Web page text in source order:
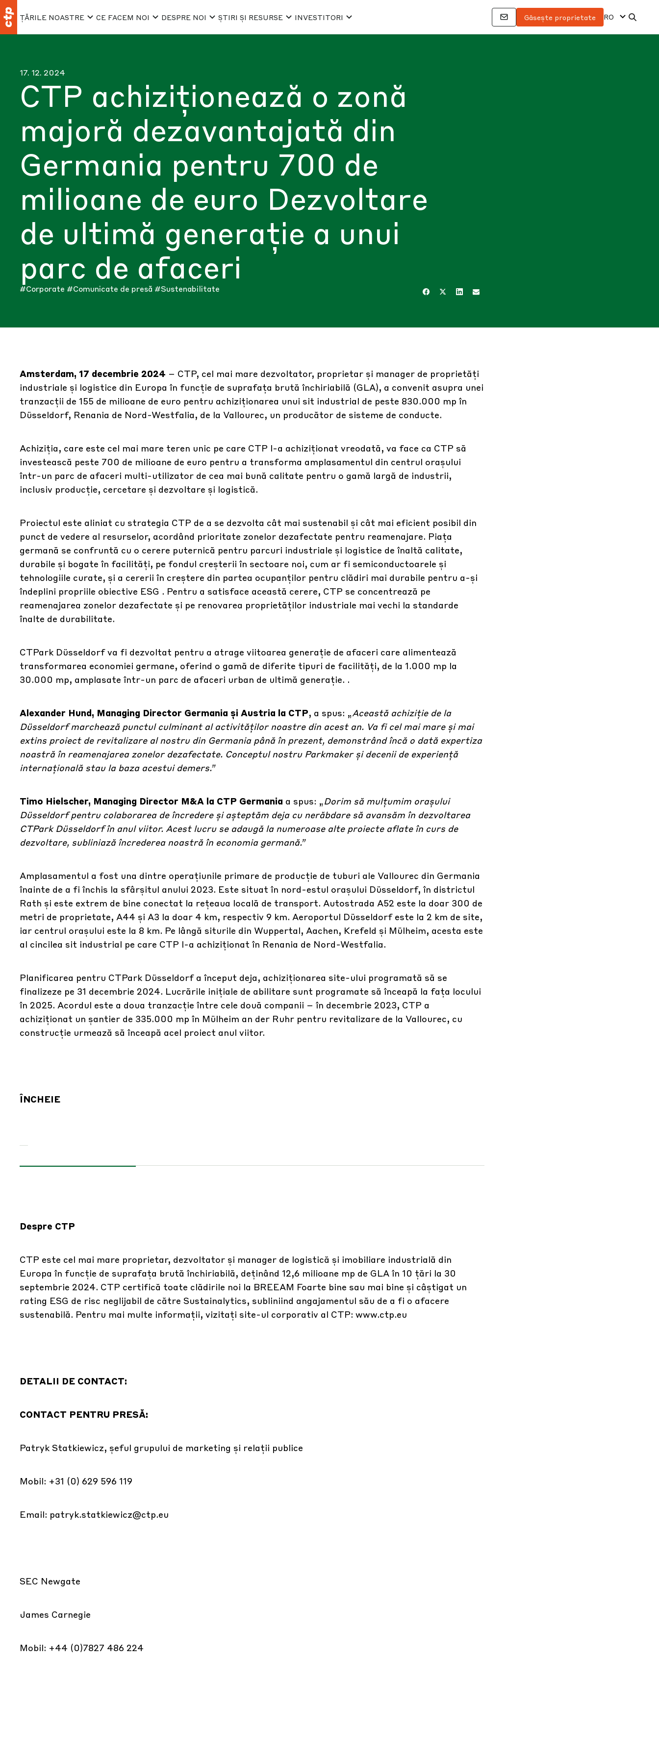
ȚĂRILE NOASTRE CE FACEM NOI DESPRE NOI ȘTIRI ȘI RESURSE INVESTITORI Găsește proprietate RO
17. 12. 2024
CTP achiziționează o zonă
majoră dezavantajată din
Germania pentru 700 de
milioane de euro Dezvoltare
de ultimă generație a unui
parc de afaceri
#Corporate #Comunicate de presă #Sustenabilitate
Amsterdam, 17 decembrie 2024 – CTP, cel mai mare dezvoltator, proprietar și manager de proprietăți
industriale și logistice din Europa în funcție de suprafața brută închiriabilă (GLA), a convenit asupra unei
tranzacții de 155 de milioane de euro pentru achiziționarea unui sit industrial de peste 830.000 mp în
Düsseldorf, Renania de Nord-Westfalia, de la Vallourec, un producător de sisteme de conducte.
Achiziția, care este cel mai mare teren unic pe care CTP l-a achiziționat vreodată, va face ca CTP să
investească peste 700 de milioane de euro pentru a transforma amplasamentul din centrul orașului
într-un parc de afaceri multi-utilizator de cea mai bună calitate pentru o gamă largă de industrii,
inclusiv producție, cercetare și dezvoltare și logistică.
Proiectul este aliniat cu strategia CTP de a se dezvolta cât mai sustenabil și cât mai eficient posibil din
punct de vedere al resurselor, acordând prioritate zonelor dezafectate pentru reamenajare. Piața
germană se confruntă cu o cerere puternică pentru parcuri industriale și logistice de înaltă calitate,
durabile și bogate în facilități, pe fondul creșterii în sectoare noi, cum ar fi semiconductoarele și
tehnologiile curate, și a cererii în creștere din partea ocupanților pentru clădiri mai durabile pentru a-și
îndeplini propriile obiective ESG . Pentru a satisface această cerere, CTP se concentrează pe
reamenajarea zonelor dezafectate și pe renovarea proprietăților industriale mai vechi la standarde
înalte de durabilitate.
CTPark Düsseldorf va fi dezvoltat pentru a atrage viitoarea generație de afaceri care alimentează
transformarea economiei germane, oferind o gamă de diferite tipuri de facilități, de la 1.000 mp la
30.000 mp, amplasate într-un parc de afaceri urban de ultimă generație. .
Alexander Hund, Managing Director Germania și Austria la CTP, a spus: „Această achiziție de la
Düsseldorf marchează punctul culminant al activităților noastre din acest an. Va fi cel mai mare și mai
extins proiect de revitalizare al nostru din Germania până în prezent, demonstrând încă o dată expertiza
noastră în reamenajarea zonelor dezafectate. Conceptul nostru Parkmaker și decenii de experiență
internațională stau la baza acestui demers.”
Timo Hielscher, Managing Director M&A la CTP Germania a spus: „Dorim să mulțumim orașului
Düsseldorf pentru colaborarea de încredere și așteptăm deja cu nerăbdare să avansăm în dezvoltarea
CTPark Düsseldorf în anul viitor. Acest lucru se adaugă la numeroase alte proiecte aflate în curs de
dezvoltare, subliniază încrederea noastră în economia germană.”
Amplasamentul a fost una dintre operațiunile primare de producție de tuburi ale Vallourec din Germania
înainte de a fi închis la sfârșitul anului 2023. Este situat în nord-estul orașului Düsseldorf, în districtul
Rath și este extrem de bine conectat la rețeaua locală de transport. Autostrada A52 este la doar 300 de
metri de proprietate, A44 și A3 la doar 4 km, respectiv 9 km. Aeroportul Düsseldorf este la 2 km de site,
iar centrul orașului este la 8 km. Pe lângă siturile din Wuppertal, Aachen, Krefeld și Mülheim, acesta este
al cincilea sit industrial pe care CTP l-a achiziționat în Renania de Nord-Westfalia.
Planificarea pentru CTPark Düsseldorf a început deja, achiziționarea site-ului programată să se
finalizeze pe 31 decembrie 2024. Lucrările inițiale de abilitare sunt programate să înceapă la fața locului
în 2025. Acordul este a doua tranzacție între cele două companii – în decembrie 2023, CTP a
achiziționat un șantier de 335.000 mp în Mülheim an der Ruhr pentru revitalizare de la Vallourec, cu
construcție urmează să înceapă acel proiect anul viitor.
ÎNCHEIE
Despre CTP
CTP este cel mai mare proprietar, dezvoltator și manager de logistică și imobiliare industrială din
Europa în funcție de suprafața brută închiriabilă, deținând 12,6 milioane mp de GLA în 10 țări la 30
septembrie 2024. CTP certifică toate clădirile noi la BREEAM Foarte bine sau mai bine și câștigat un
rating ESG de risc neglijabil de către Sustainalytics, subliniind angajamentul său de a fi o afacere
sustenabilă. Pentru mai multe informații, vizitați site-ul corporativ al CTP: www.ctp.eu
DETALII DE CONTACT:
CONTACT PENTRU PRESĂ:
Patryk Statkiewicz, șeful grupului de marketing și relații publice
Mobil: +31 (0) 629 596 119
Email: patryk.statkiewicz@ctp.eu
SEC Newgate
James Carnegie
Mobil: +44 (0)7827 486 224